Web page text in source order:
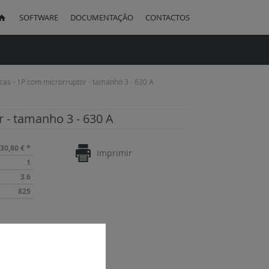
SOFTWARE DOCUMENTAÇÃO CONTACTOS
- 1P com microrruptor - tamanho 3 - 630 A
tamanho 3 - 630 A
€ *
1
3.6
825
Imprimir